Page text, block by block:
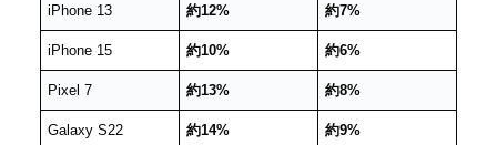
iPhone 13 約12% 約7%
iPhone 15 約10% 約6%
Pixel 7 約13% 約8%
Galaxy S22 約14% 約9%